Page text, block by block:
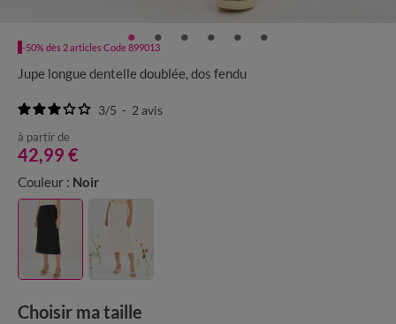
-50% dès 2 articles Code 899013
Jupe longue dentelle doublée, dos fendu
3/5 - 2 avis
à partir de
42,99 €
Couleur : Noir
Choisir ma taille